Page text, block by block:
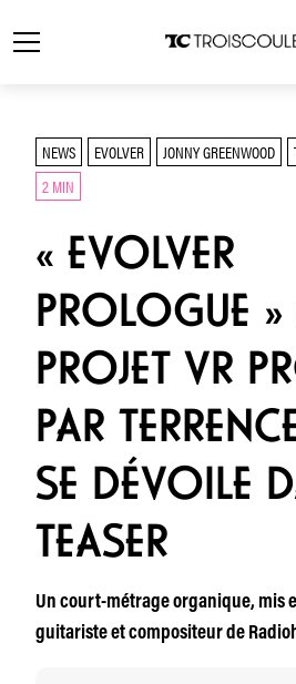
NEWS EVOLVER JONNY GREENWOOD
2 MIN
« EVOLVER
PROLOGUE »
PROJET VR
PAR
SE DÉVOILE
TEASER
Un court-métrage organique, mis
guitariste et compositeur de